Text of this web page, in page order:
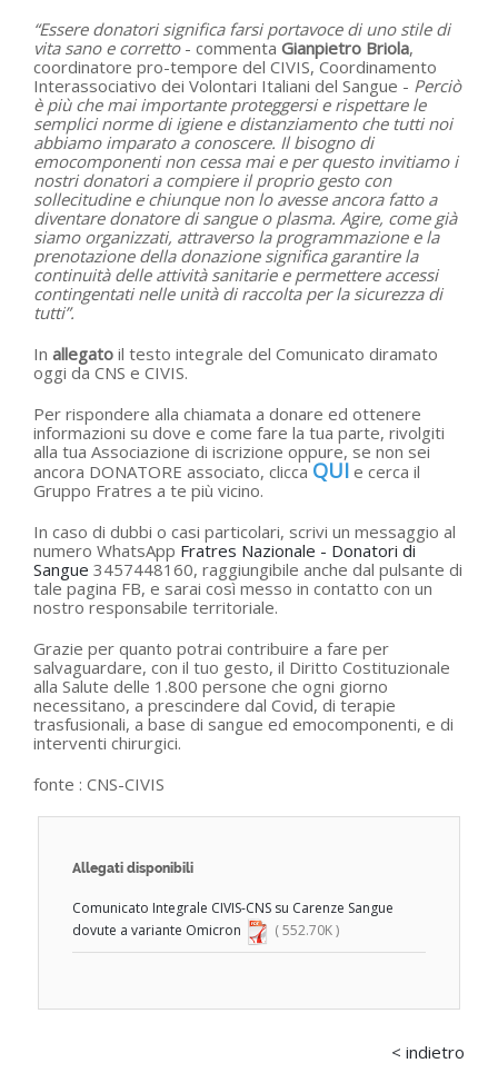
“Essere donatori significa farsi portavoce di uno stile di
vita sano e corretto - commenta Gianpietro Briola,
coordinatore pro-tempore del CIVIS, Coordinamento
Interassociativo dei Volontari Italiani del Sangue - Perciò
è più che mai importante proteggersi e rispettare le
semplici norme di igiene e distanziamento che tutti noi
abbiamo imparato a conoscere. Il bisogno di
emocomponenti non cessa mai e per questo invitiamo i
nostri donatori a compiere il proprio gesto con
sollecitudine e chiunque non lo avesse ancora fatto a
diventare donatore di sangue o plasma. Agire, come già
siamo organizzati, attraverso la programmazione e la
prenotazione della donazione significa garantire la
continuità delle attività sanitarie e permettere accessi
contingentati nelle unità di raccolta per la sicurezza di
tutti”.
In allegato il testo integrale del Comunicato diramato
oggi da CNS e CIVIS.
Per rispondere alla chiamata a donare ed ottenere
informazioni su dove e come fare la tua parte, rivolgiti
alla tua Associazione di iscrizione oppure, se non sei
ancora DONATORE associato, clicca QUI e cerca il
Gruppo Fratres a te più vicino.
In caso di dubbi o casi particolari, scrivi un messaggio al
numero WhatsApp Fratres Nazionale - Donatori di
Sangue 3457448160, raggiungibile anche dal pulsante di
tale pagina FB, e sarai così messo in contatto con un
nostro responsabile territoriale.
Grazie per quanto potrai contribuire a fare per
salvaguardare, con il tuo gesto, il Diritto Costituzionale
alla Salute delle 1.800 persone che ogni giorno
necessitano, a prescindere dal Covid, di terapie
trasfusionali, a base di sangue ed emocomponenti, e di
interventi chirurgici.
fonte : CNS-CIVIS
Allegati disponibili
Comunicato Integrale CIVIS-CNS su Carenze Sangue
dovute a variante Omicron
( 552.70K )
< indietro